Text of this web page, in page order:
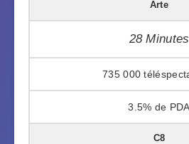
Arte
28 Minutes
735 000
3.5%
C8